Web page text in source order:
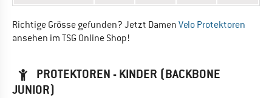
Richtige Grösse gefunden? Jetzt Damen Velo Protektoren
ansehen im TSG Online Shop!
PROTEKTOREN - KINDER (BACKBONE
JUNIOR)